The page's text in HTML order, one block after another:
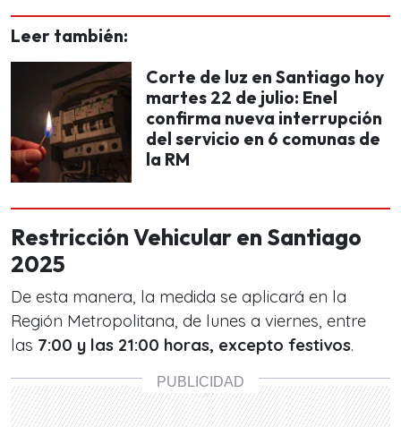
Leer también:
Corte de luz en Santiago hoy
martes 22 de julio: Enel
confirma nueva interrupción
del servicio en 6 comunas de
la RM
Restricción Vehicular en Santiago
2025
De esta manera, la medida se aplicará en la
Región Metropolitana, de lunes a viernes, entre
las 7:00 y las 21:00 horas, excepto festivos.